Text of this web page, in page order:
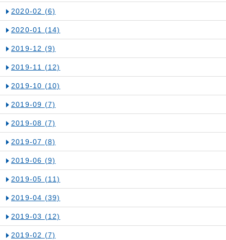
2020-02 (6)
2020-01 (14)
2019-12 (9)
2019-11 (12)
2019-10 (10)
2019-09 (7)
2019-08 (7)
2019-07 (8)
2019-06 (9)
2019-05 (11)
2019-04 (39)
2019-03 (12)
2019-02 (7)